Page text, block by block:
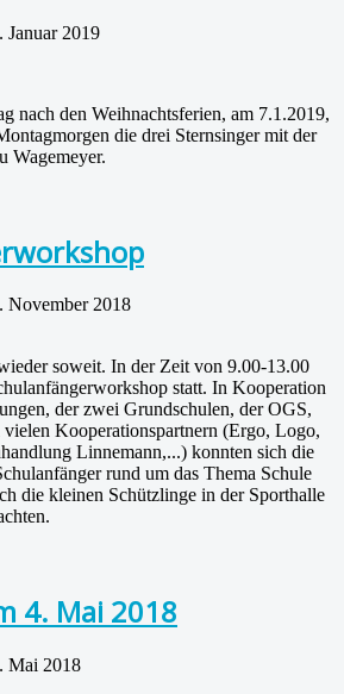
Januar 2019
nach den Weihnachtsferien, am 7.1.2019,
die drei Sternsinger mit der
Wagemeyer.
November 2018
soweit. In der Zeit von 9.00-13.00
statt. In Kooperation
der zwei Grundschulen, der OGS,
Kooperationspartnern (Ergo, Logo,
Linnemann,...) konnten sich die
rund um das Thema Schule
die kleinen Schützlinge in der Sporthalle
4. Mai 2018
Mai 2018